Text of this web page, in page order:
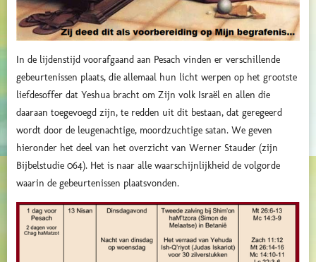
In de lijdenstijd voorafgaand aan Pesach vinden er verschillende
gebeurtenissen plaats, die allemaal hun licht werpen op het grootste
liefdesoffer dat Yeshua bracht om Zijn volk Israël en allen die
daaraan toegevoegd zijn, te redden uit dit bestaan, dat geregeerd
wordt door de leugenachtige, moordzuchtige satan. We geven
hieronder het deel van het overzicht van Werner Stauder (zijn
Bijbelstudie 064). Het is naar alle waarschijnlijkheid de volgorde
waarin de gebeurtenissen plaatsvonden.